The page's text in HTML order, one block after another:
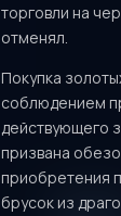
торговли на
отменял.
Покупка
соблюдением
действующего
призвана
приобретения
брусок из